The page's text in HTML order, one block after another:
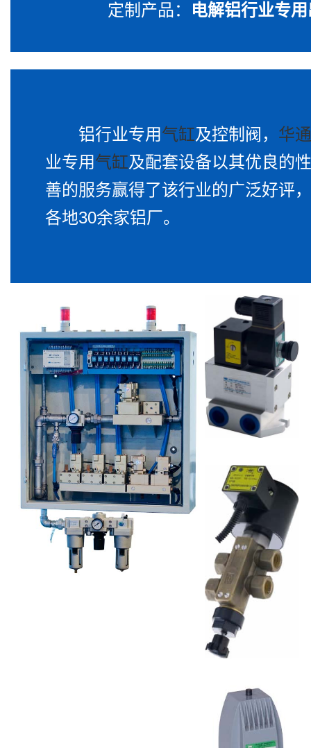
定制产品： 电解铝行业专
铝行业专用气缸及控制阀， 华
业专用气缸及配套设备以其优良的
善的服务赢得了该行业的广泛好评
各地30余家铝厂。